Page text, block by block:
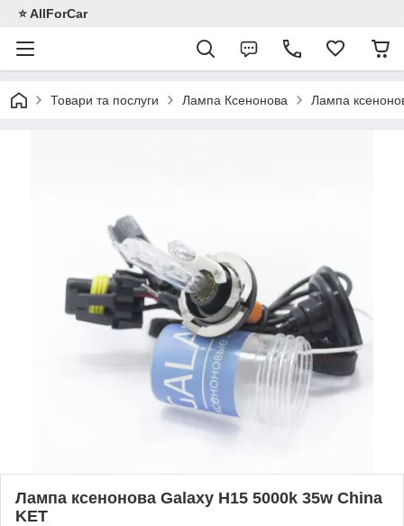
⭐️ AllForCar
Товари та послуги Лампа Ксенонова Лампа
Лампа ксенонова Galaxy H15 5000k 35w China
KET